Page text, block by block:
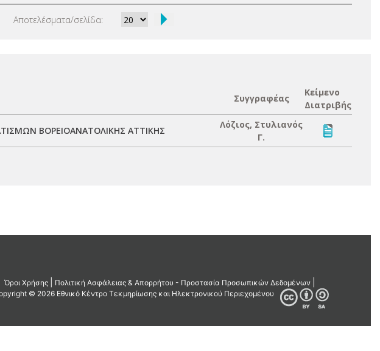
Αποτελέσματα/σελίδα:
Συγγραφέας
Κείμενο
Διατριβής
ΒΟΡΕΙΟΑΝΑΤΟΛΙΚΗΣ ΑΤΤΙΚΗΣ
Λόζιος, Στυλιανός
Γ.